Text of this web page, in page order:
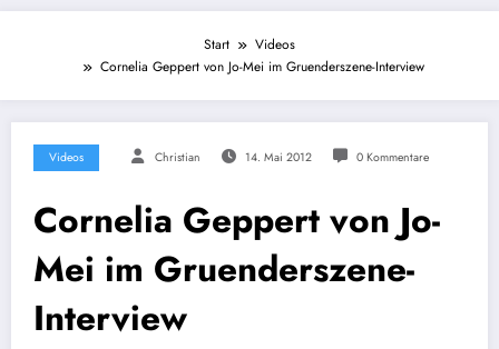
Start
Videos
Cornelia Geppert von Jo-Mei im Gruenderszene-Interview
Videos Christian 14. Mai 2012 0 Kommentare
Cornelia Geppert von Jo-
Mei im Gruenderszene-
Interview